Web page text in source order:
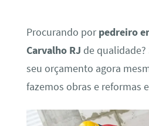
Procurando porpedreiro
Carvalho RJ de
seu orçamento agora
fazemos obras e reformas